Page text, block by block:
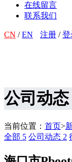
在线留言
联系我们
CN /EN 注册 /登
公司动态
当前位置： 首页>
全部 5 公司动态 2